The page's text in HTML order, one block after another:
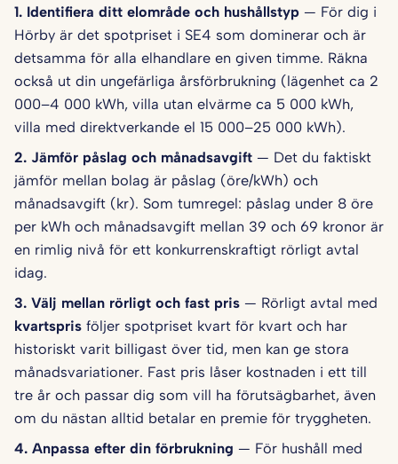
1. Identifiera ditt elområde och hushålls­typ — För dig i
Hörby är det spotpriset i SE4 som dominerar och är
detsamma för alla elhandlare en given timme. Räkna
också ut din ungefärliga årsförbrukning (lägenhet ca 2
000–4 000 kWh, villa utan elvärme ca 5 000 kWh,
villa med direktverkande el 15 000–25 000 kWh).
2. Jämför påslag och månadsavgift — Det du faktiskt
jämför mellan bolag är påslag (öre/kWh) och
månadsavgift (kr). Som tumregel: påslag under 8 öre
per kWh och månadsavgift mellan 39 och 69 kronor är
en rimlig nivå för ett konkurrenskraftigt rörligt avtal
idag.
3. Välj mellan rörligt och fast pris — Rörligt avtal med
kvartspris följer spotpriset kvart för kvart och har
historiskt varit billigast över tid, men kan ge stora
månadsvariationer. Fast pris låser kostnaden i ett till
tre år och passar dig som vill ha förutsägbarhet, även
om du nästan alltid betalar en premie för tryggheten.
4. Anpassa efter din förbrukning — För hushåll med